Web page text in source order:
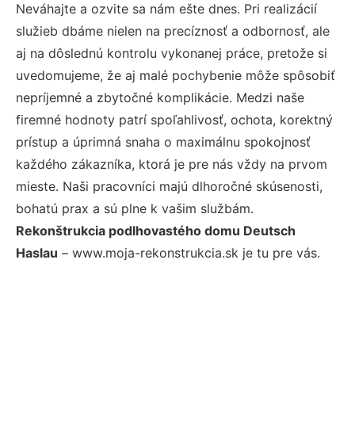
Neváhajte a ozvite sa nám ešte dnes. Pri realizácií
služieb dbáme nielen na precíznosť a odbornosť, ale
aj na dôslednú kontrolu vykonanej práce, pretože si
uvedomujeme, že aj malé pochybenie môže spôsobiť
nepríjemné a zbytočné komplikácie. Medzi naše
firemné hodnoty patrí spoľahlivosť, ochota, korektný
prístup a úprimná snaha o maximálnu spokojnosť
každého zákazníka, ktorá je pre nás vždy na prvom
mieste. Naši pracovníci majú dlhoročné skúsenosti,
bohatú prax a sú plne k vašim službám.
Rekonštrukcia podlhovastého domu Deutsch
Haslau – www.moja-rekonstrukcia.sk je tu pre vás.